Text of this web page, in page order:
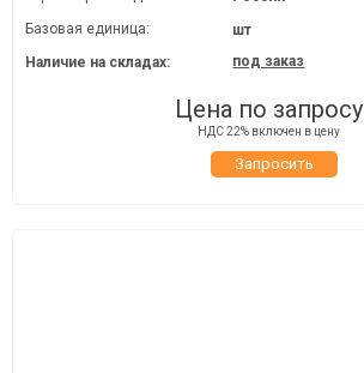
Базовая единица:
шт
Наличие на складах:
под заказ
Цена по запросу
НДС 22% включен в цену
Запросить